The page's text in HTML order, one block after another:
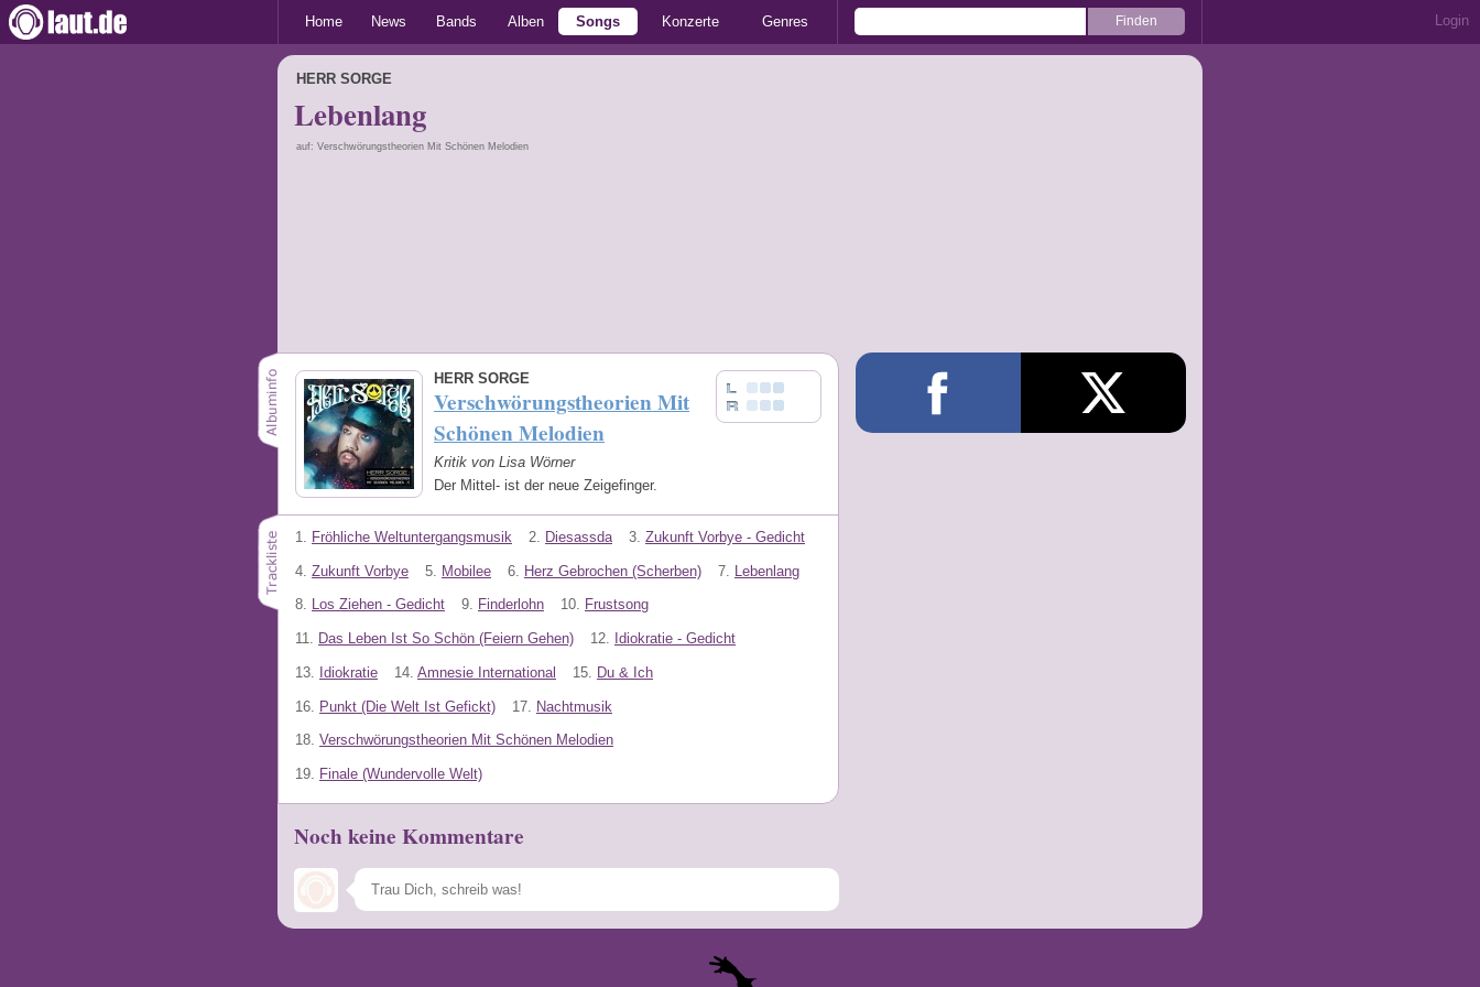
Home News Bands Alben Songs Konzerte Genres Login
HERR SORGE
Lebenlang
auf: Verschwörungstheorien Mit Schönen Melodien
HERR SORGE
Verschwörungstheorien Mit
Schönen Melodien
Kritik von Lisa Wörner
Der Mittel- ist der neue Zeigefinger.
1. Fröhliche Weltuntergangsmusik 2. Diesassda 3. Zukunft Vorbye - Gedicht
4. Zukunft Vorbye 5. Mobilee 6. Herz Gebrochen (Scherben) 7. Lebenlang
8. Los Ziehen - Gedicht 9. Finderlohn 10. Frustsong
11. Das Leben Ist So Schön (Feiern Gehen) 12. Idiokratie - Gedicht
13. Idiokratie 14. Amnesie International 15. Du & Ich
16. Punkt (Die Welt Ist Gefickt) 17. Nachtmusik
18. Verschwörungstheorien Mit Schönen Melodien
19. Finale (Wundervolle Welt)
Noch keine Kommentare
Speichern